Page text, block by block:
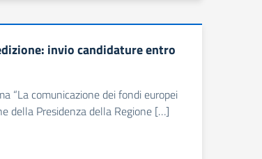
invio candidature entro
“La comunicazione dei fondi europei
della Presidenza della Regione […]